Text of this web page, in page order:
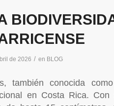
de 2026 / en BLOG
también conocida
en Costa Rica. Con